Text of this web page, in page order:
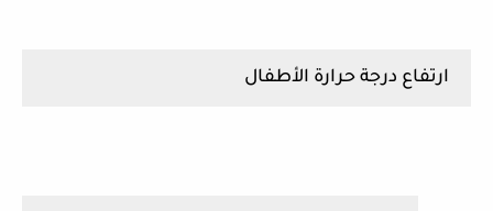
ارتفاع درجة حرارة الأطفال